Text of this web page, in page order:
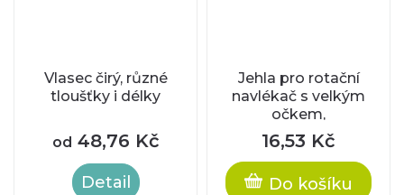
Vlasec čirý, různé
tloušťky i délky
od 48,76 Kč
Detail
Jehla pro rotační
navlékač s velkým
očkem,
9,3cm/0,55mm
16,53 Kč
Do košíku